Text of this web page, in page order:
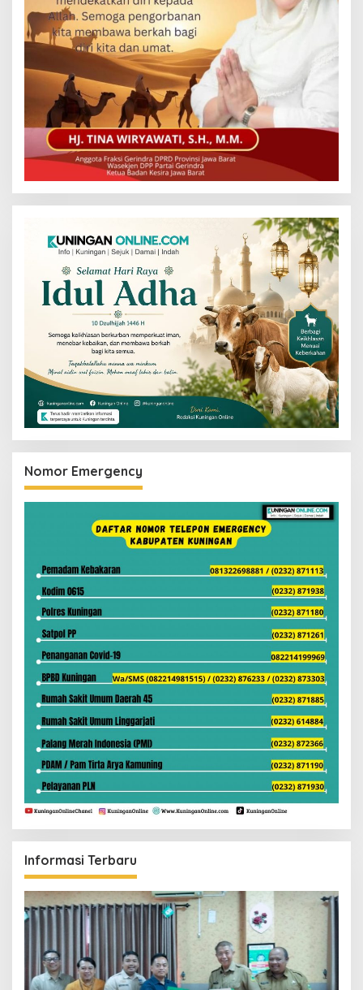
Nomor Emergency
Informasi Terbaru